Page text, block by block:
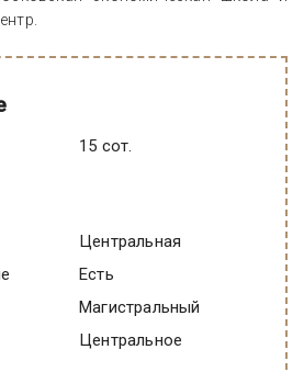
15 сот.
Центральная
есть
Магистральный
Центральное